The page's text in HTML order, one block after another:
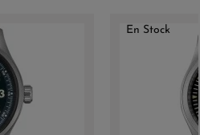
En Stock